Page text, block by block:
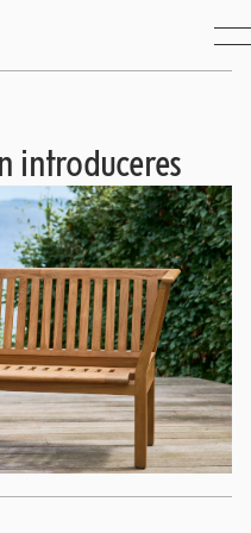
introduceres